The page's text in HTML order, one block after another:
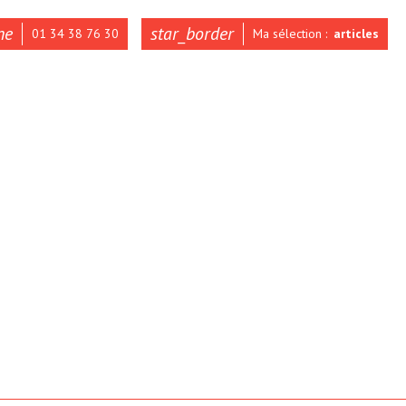
01 34 38 76 30 star_border Ma sélection : articles